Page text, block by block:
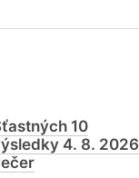
10
4. 8. 2026